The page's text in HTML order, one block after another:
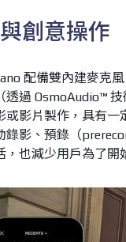
創意操作
配備雙內建麥克
透過 OsmoAudio™
或影片製作，具有一
錄影、預錄（
，也減少用戶為了開